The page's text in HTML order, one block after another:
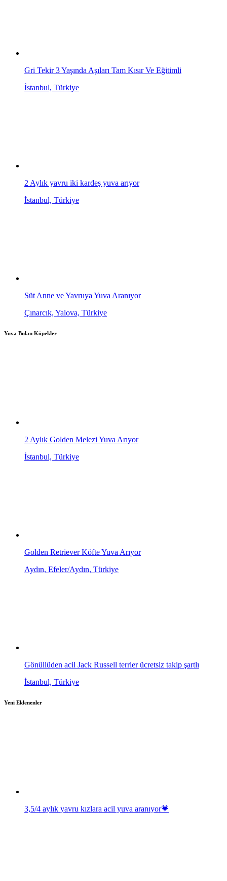
Gri Tekir 3 Yaşında Aşıları Tam Kısır Ve Eğitimli
İstanbul, Türkiye
2 Aylık yavru iki kardeş yuva arıyor
İstanbul, Türkiye
Süt Anne ve Yavruya Yuva Aranıyor
Çınarcık, Yalova, Türkiye
Yuva Bulan Köpekler
2 Aylık Golden Melezi Yuva Arıyor
İstanbul, Türkiye
Golden Retriever Köfte Yuva Arıyor
Aydın, Efeler/Aydın, Türkiye
Gönüllüden acil Jack Russell terrier ücretsiz takip şartlı
İstanbul, Türkiye
Yeni Eklenenler
3,5/4 aylık yavru kızlara acil yuva aranıyor💗